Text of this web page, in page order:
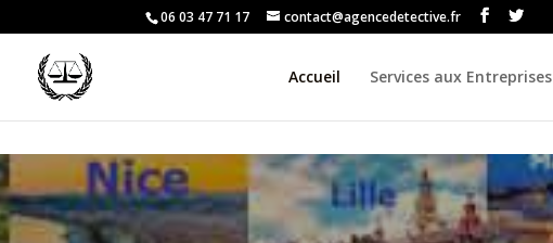
06 03 47 71 17 contact@agencedetective.fr
Accueil Services aux Entreprises